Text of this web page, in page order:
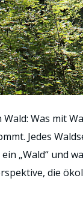
Was mit
Jedes
„Wald“ und
die